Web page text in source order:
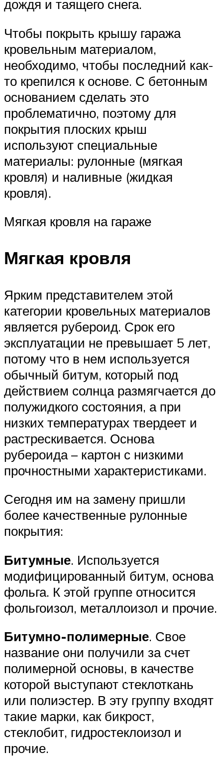
дождя и таящего снега.
Чтобы покрыть крышу гаража
кровельным материалом,
необходимо, чтобы последний как-
то крепился к основе. С бетонным
основанием сделать это
проблематично, поэтому для
покрытия плоских крыш
используют специальные
материалы: рулонные (мягкая
кровля) и наливные (жидкая
кровля).
Мягкая кровля на гараже
Мягкая кровля
Ярким представителем этой
категории кровельных материалов
является рубероид. Срок его
эксплуатации не превышает 5 лет,
потому что в нем используется
обычный битум, который под
действием солнца размягчается до
полужидкого состояния, а при
низких температурах твердеет и
растрескивается. Основа
рубероида – картон с низкими
прочностными характеристиками.
Сегодня им на замену пришли
более качественные рулонные
покрытия:
Битумные. Используется
модифицированный битум, основа
фольга. К этой группе относится
фольгоизол, металлоизол и прочие.
Битумно-полимерные. Свое
название они получили за счет
полимерной основы, в качестве
которой выступают стеклоткань
или полиэстер. В эту группу входят
такие марки, как бикрост,
стеклобит, гидростеклоизол и
прочие.